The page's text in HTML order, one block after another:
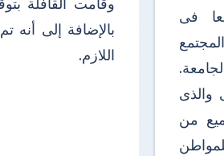
بالإضافة إلى
اللازم.
فى
والذى
من